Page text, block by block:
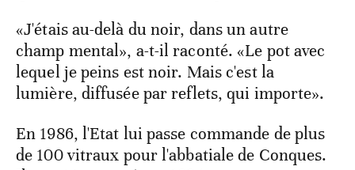
«J'étais au-delà du noir, dans un autre
champ mental», a-t-il raconté. «Le pot avec
lequel je peins est noir. Mais c'est la
lumière, diffusée par reflets, qui importe».
En 1986, l'Etat lui passe commande de plus
de 100 vitraux pour l'abbatiale de Conques.